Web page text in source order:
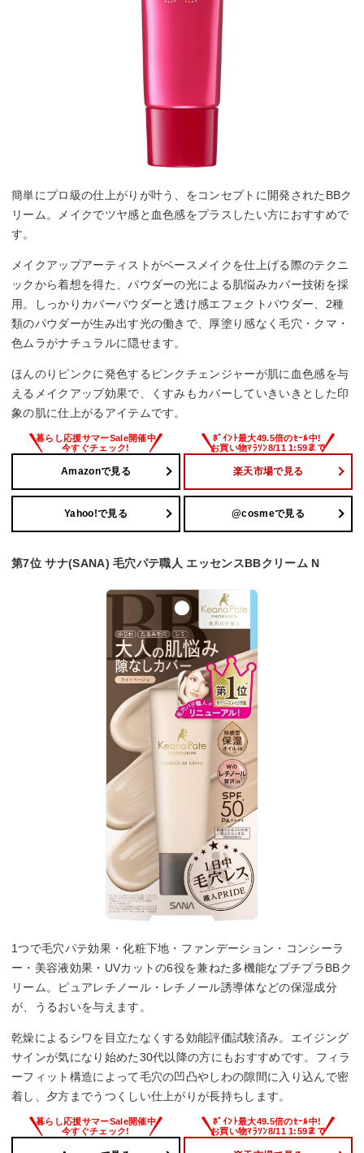
簡単にプロ級の仕上がりが叶う、をコンセプトに開発されたBBク
リーム。メイクでツヤ感と血色感をプラスしたい方におすすめで
す。
メイクアップアーティストがベースメイクを仕上げる際のテクニ
ックから着想を得た、パウダーの光による肌悩みカバー技術を採
用。しっかりカバーパウダーと透け感エフェクトパウダー、2種
類のパウダーが生み出す光の働きで、厚塗り感なく毛穴・クマ・
色ムラがナチュラルに隠せます。
ほんのりピンクに発色するピンクチェンジャーが肌に血色感を与
えるメイクアップ効果で、くすみもカバーしていきいきとした印
象の肌に仕上がるアイテムです。
Amazonで見る 楽天市場で見る
Yahoo!で見る @cosmeで見る
第7位 サナ(SANA) 毛穴パテ職人 エッセンスBBクリーム N
1つで毛穴パテ効果・化粧下地・ファンデーション・コンシーラ
ー・美容液効果・UVカットの6役を兼ねた多機能なプチプラBBク
リーム。ピュアレチノール・レチノール誘導体などの保湿成分
が、うるおいを与えます。
乾燥によるシワを目立たなくする効能評価試験済み。エイジング
サインが気になり始めた30代以降の方にもおすすめです。フィラ
ーフィット構造によって毛穴の凹凸やしわの隙間に入り込んで密
着し、夕方までうつくしい仕上がりが長持ちします。